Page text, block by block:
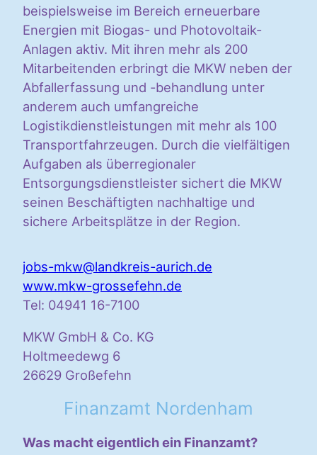
beispielsweise im Bereich erneuerbare
Energien mit Biogas- und Photovoltaik-
Anlagen aktiv. Mit ihren mehr als 200
Mitarbeitenden erbringt die MKW neben der
Abfallerfassung und -behandlung unter
anderem auch umfangreiche
Logistikdienstleistungen mit mehr als 100
Transportfahrzeugen. Durch die vielfältigen
Aufgaben als überregionaler
Entsorgungsdienstleister sichert die MKW
seinen Beschäftigten nachhaltige und
sichere Arbeitsplätze in der Region.
jobs-mkw@landkreis-aurich.de
www.mkw-grossefehn.de
Tel: 04941 16-7100
MKW GmbH & Co. KG
Holtmeedewg 6
26629 Großefehn
Finanzamt Nordenham
Was macht eigentlich ein Finanzamt?